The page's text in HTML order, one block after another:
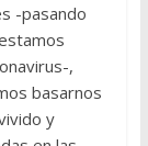
-pasando
,
basarnos
y